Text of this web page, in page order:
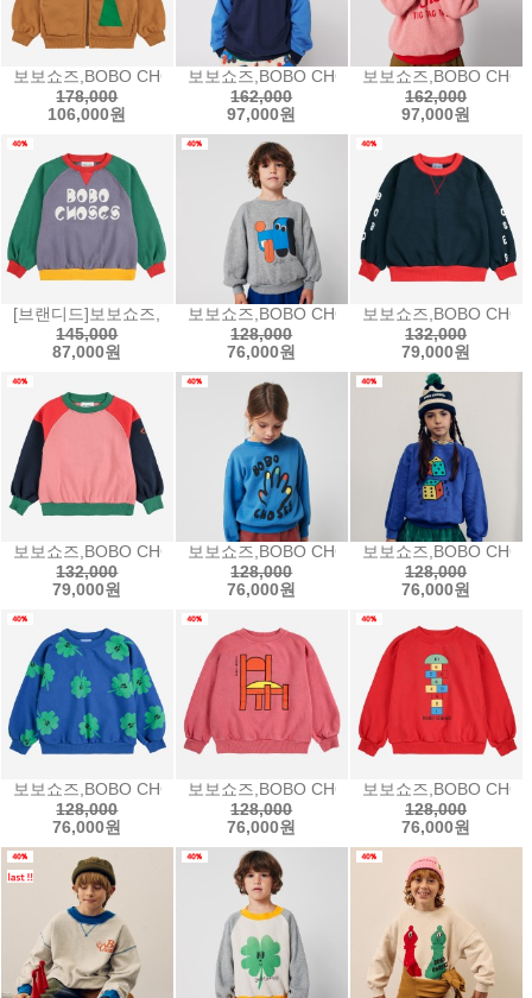
보보쇼즈,BOBO CHOSES Chess Pawn zipped hoodie체스 집후디
178,000
106,000원
보보쇼즈,BOBO CHOSES Tic Tac Toe color
162,000
97,000원
보보쇼즈,BOBO
162,000
97,000원
[브랜디드]보보쇼즈,BOBO CHOSES Bobo Choses color block
145,000
87,000원
보보쇼즈,BOBO CHOSES Doggy Mate
128,000
76,000원
보보쇼즈,BOBO
132,000
79,000원
보보쇼즈,BOBO CHOSES Tic Tac Toe color block sweatshirt스웨트
132,000
79,000원
보보쇼즈,BOBO CHOSES High Five
128,000
76,000원
보보쇼즈,BOBO
128,000
76,000원
보보쇼즈,BOBO CHOSES Lucky Clover all over sweatshirt럭키클로
128,000
76,000원
보보쇼즈,BOBO CHOSES Chair sweatshirt
128,000
76,000원
보보쇼즈,BOBO
128,000
76,000원